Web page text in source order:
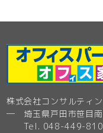
株式会社コンサルティ
─ 埼玉県戸田市笹目
Tel. 048-449-